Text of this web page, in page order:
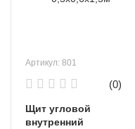
Артикул: 801
(0)
Щит угловой
внутренний